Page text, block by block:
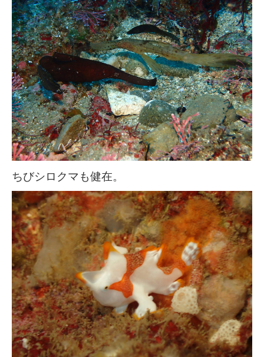
ちびシロクマも健在。